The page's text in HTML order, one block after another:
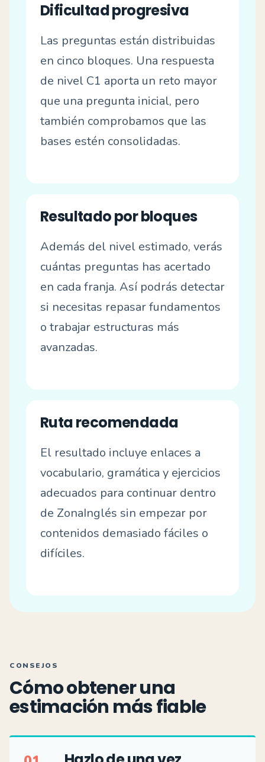
Dificultad progresiva
Las preguntas están distribuidas
en cinco bloques. Una respuesta
de nivel C1 aporta un reto mayor
que una pregunta inicial, pero
también comprobamos que las
bases estén consolidadas.
Resultado por bloques
Además del nivel estimado, verás
cuántas preguntas has acertado
en cada franja. Así podrás detectar
si necesitas repasar fundamentos
o trabajar estructuras más
avanzadas.
Ruta recomendada
El resultado incluye enlaces a
vocabulario, gramática y ejercicios
adecuados para continuar dentro
de ZonaInglés sin empezar por
contenidos demasiado fáciles o
difíciles.
CONSEJOS
Cómo obtener una
estimación más fiable